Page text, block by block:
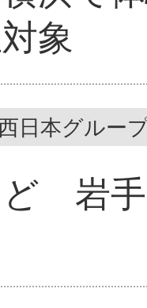
象
日本グルー
ど 岩